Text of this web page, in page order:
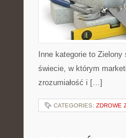
Inne kategorie to
świecie, w którym
zrozumiałość i […]
CATEGORIES: ZDROWE